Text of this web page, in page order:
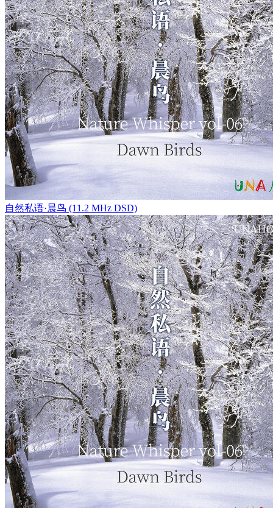
自然私语·晨鸟 (11.2 MHz DSD)